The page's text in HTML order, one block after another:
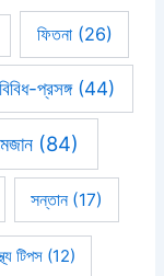
ফিতনা(26)
বিবিধ-প্রসঙ্গ(44)
(84)
সন্তান(17)
টিপস (12)